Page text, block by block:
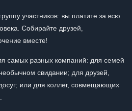
участников: вы платите за всю
Собирайте друзей,
вместе!
самых разных компаний: для семей
свидании; для друзей,
или для коллег, совмещающих